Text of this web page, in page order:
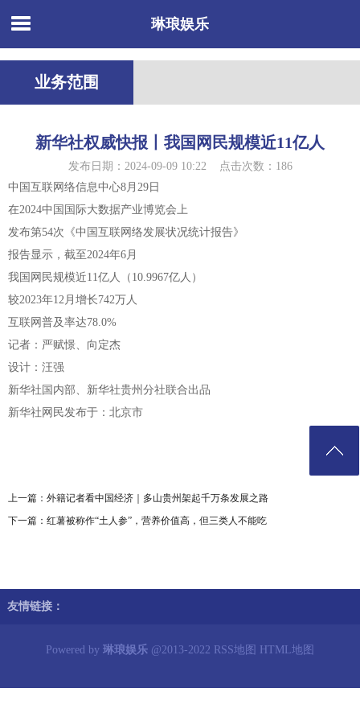
琳琅娱乐
业务范围
新华社权威快报丨我国网民规模近11亿人
发布日期：2024-09-09 10:22 点击次数：186
中国互联网络信息中心8月29日
在2024中国国际大数据产业博览会上
发布第54次《中国互联网络发展状况统计报告》
报告显示，截至2024年6月
我国网民规模近11亿人（10.9967亿人）
较2023年12月增长742万人
互联网普及率达78.0%
记者：严赋憬、向定杰
设计：汪强
新华社国内部、新华社贵州分社联合出品
新华社网民发布于：北京市
上一篇： 外籍记者看中国经济｜多山贵州架起千万条发展之路
下一篇： 红薯被称作“土人参”，营养价值高，但三类人不能吃
友情链接：
Powered by 琳琅娱乐 @2013-2022 RSS地图 HTML地图